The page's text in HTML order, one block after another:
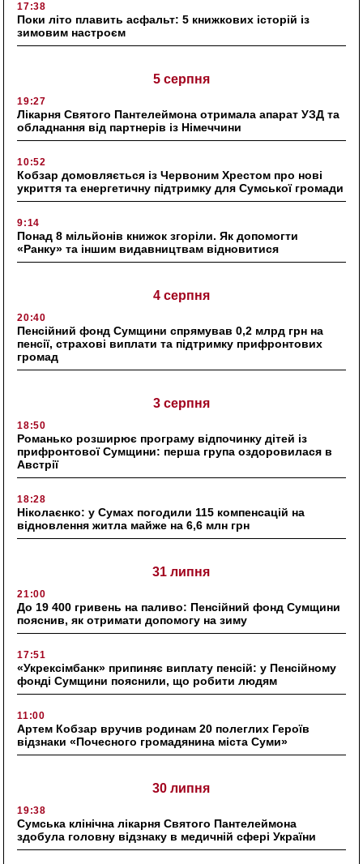
17:38
Поки літо плавить асфальт: 5 книжкових історій із
зимовим настроєм
5 серпня
19:27
Лікарня Святого Пантелеймона отримала апарат УЗД та
обладнання від партнерів із Німеччини
10:52
Кобзар домовляється із Червоним Хрестом про нові
укриття та енергетичну підтримку для Сумської громади
9:14
Понад 8 мільйонів книжок згоріли. Як допомогти
«Ранку» та іншим видавництвам відновитися
4 серпня
20:40
Пенсійний фонд Сумщини спрямував 0,2 млрд грн на
пенсії, страхові виплати та підтримку прифронтових
громад
3 серпня
18:50
Романько розширює програму відпочинку дітей із
прифронтової Сумщини: перша група оздоровилася в
Австрії
18:28
Ніколаєнко: у Сумах погодили 115 компенсацій на
відновлення житла майже на 6,6 млн грн
31 липня
21:00
До 19 400 гривень на паливо: Пенсійний фонд Сумщини
пояснив, як отримати допомогу на зиму
17:51
«Укрексімбанк» припиняє виплату пенсій: у Пенсійному
фонді Сумщини пояснили, що робити людям
11:00
Артем Кобзар вручив родинам 20 полеглих Героїв
відзнаки «Почесного громадянина міста Суми»
30 липня
19:38
Сумська клінічна лікарня Святого Пантелеймона
здобула головну відзнаку в медичній сфері України